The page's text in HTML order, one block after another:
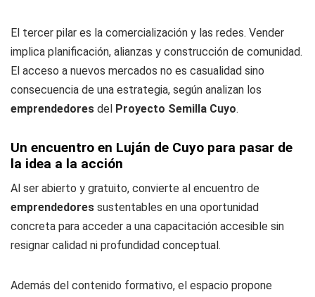
El tercer pilar es la comercialización y las redes. Vender
implica planificación, alianzas y construcción de comunidad.
El acceso a nuevos mercados no es casualidad sino
consecuencia de una estrategia, según analizan los
emprendedores del Proyecto Semilla Cuyo.
Un encuentro en Luján de Cuyo para pasar de
la idea a la acción
Al ser abierto y gratuito, convierte al encuentro de
emprendedores sustentables en una oportunidad
concreta para acceder a una capacitación accesible sin
resignar calidad ni profundidad conceptual.
Además del contenido formativo, el espacio propone